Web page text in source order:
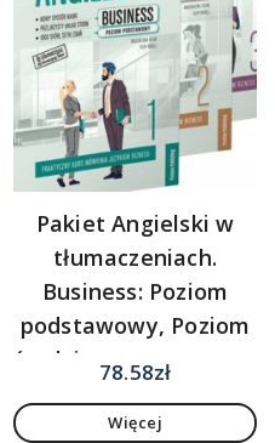
Pakiet Angielski w
tłumaczeniach.
Business: Poziom
podstawowy, Poziom
średniozaawansowany,
zaawansowany
78.58zł
Więcej